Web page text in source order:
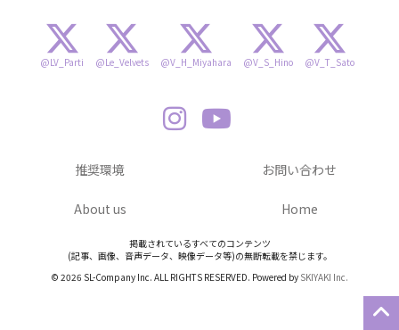
@LV_Parti @Le_Velvets @V_H_Miyahara @V_S_Hino @V_T_Sato
推奨環境 お問い合わせ
About us Home
掲載されているすべてのコンテンツ
(記事、画像、音声データ、映像データ等)の無断転載を禁じます。
© 2026 SL-Company Inc. ALL RIGHTS RESERVED. Powered by SKIYAKI Inc.